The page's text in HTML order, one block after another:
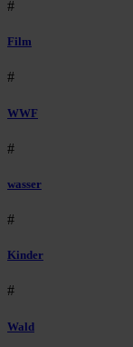
#
Film
#
WWF
#
wasser
#
Kinder
#
Wald